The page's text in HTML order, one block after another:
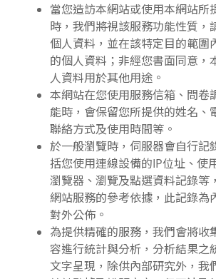
當您造訪本網站或使用本網站所
時，我們將視該服務功能性質，
個人資料，並在該特定目的範圍
的個人資料；非經您書面同意，
人資料用於其他用途。
本網站在您使用服務信箱、問卷
能時，會保留您所提供的姓名、
聯絡方式及使用時間等。
於一般瀏覽時，伺服器會自行記
括您使用連線設備的IP位址、使
瀏覽器、瀏覽及點選資料記錄等
網站服務的參考依據，此記錄為
對外公佈。
為提供精確的服務，我們會將收
容進行統計與分析，分析結果之
文字呈現，除供內部研究外，我